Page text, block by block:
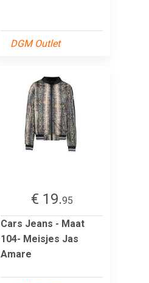
DGM Outlet
€ 19.95
Cars Jeans - Maat
104- Meisjes Jas
Amare